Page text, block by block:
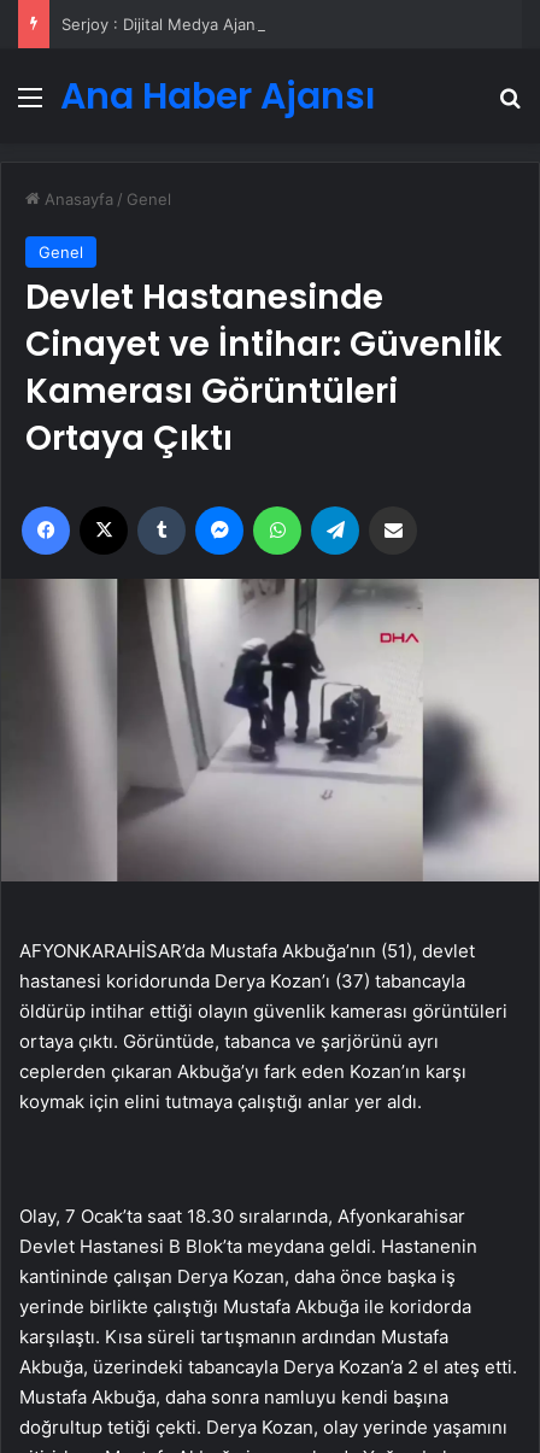
Menü
Ana Haber Ajansı
Anasayfa / Genel
Genel
Devlet Hastanesinde
Cinayet ve İntihar: Güvenlik
Kamerası Görüntüleri
Ortaya Çıktı
Facebook Tumblr MessengerWhatsApp
AFYONKARAHİSAR’da Mustafa Akbuğa’nın (51), devlet
hastanesi koridorunda Derya Kozan’ı (37) tabancayla
öldürüp intihar ettiği olayın güvenlik kamerası görüntüleri
ortaya çıktı. Görüntüde, tabanca ve şarjörünü ayrı
ceplerden çıkaran Akbuğa’yı fark eden Kozan’ın karşı
koymak için elini tutmaya çalıştığı anlar yer aldı.
Olay, 7 Ocak’ta saat 18.30 sıralarında, Afyonkarahisar
Devlet Hastanesi B Blok’ta meydana geldi. Hastanenin
kantininde çalışan Derya Kozan, daha önce başka iş
yerinde birlikte çalıştığı Mustafa Akbuğa ile koridorda
karşılaştı. Kısa süreli tartışmanın ardından Mustafa
Akbuğa, üzerindeki tabancayla Derya Kozan’a 2 el ateş etti.
Mustafa Akbuğa, daha sonra namluyu kendi başına
doğrultup tetiği çekti. Derya Kozan, olay yerinde yaşamını